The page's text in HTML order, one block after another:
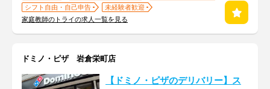
シフト自由・自己申告
未経験者歓迎
家庭教師のトライの求人一覧を見る
ドミノ・ピザ 岩倉栄町店
【ドミノ・ピザのデリバリー】ス